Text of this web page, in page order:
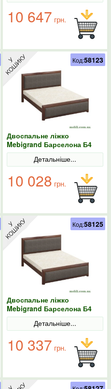
10 647 грн.
Двоспальне ліжко
Mebigrand Барселона Б4
Горіх темний/Аляска 97
Детальніше...
10 028 грн.
Код:58123
Двоспальне ліжко
Mebigrand Барселона Б4
Горіх темний/Аляска 97
Детальніше...
10 337 грн.
Код:58125